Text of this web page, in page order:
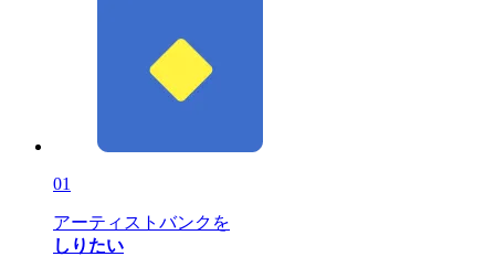
01
アーティストバンクを
しりたい